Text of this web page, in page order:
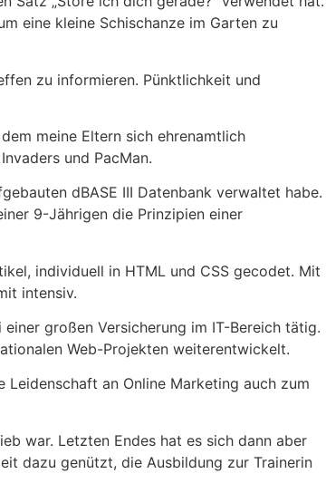
eine kleine Schischanze im Garten zu
zu informieren. Pünktlichkeit und
meine Eltern sich ehrenamtlich
und PacMan.
dBASE III Datenbank verwaltet habe.
9-Jährigen die Prinzipien einer
individuell in HTML und CSS gecodet. Mit
intensiv.
großen Versicherung im IT-Bereich tätig.
Web-Projekten weiterentwickelt.
Leidenschaft an Online Marketing auch zum
war. Letzten Endes hat es sich dann aber
dazu genützt, die Ausbildung zur Trainerin